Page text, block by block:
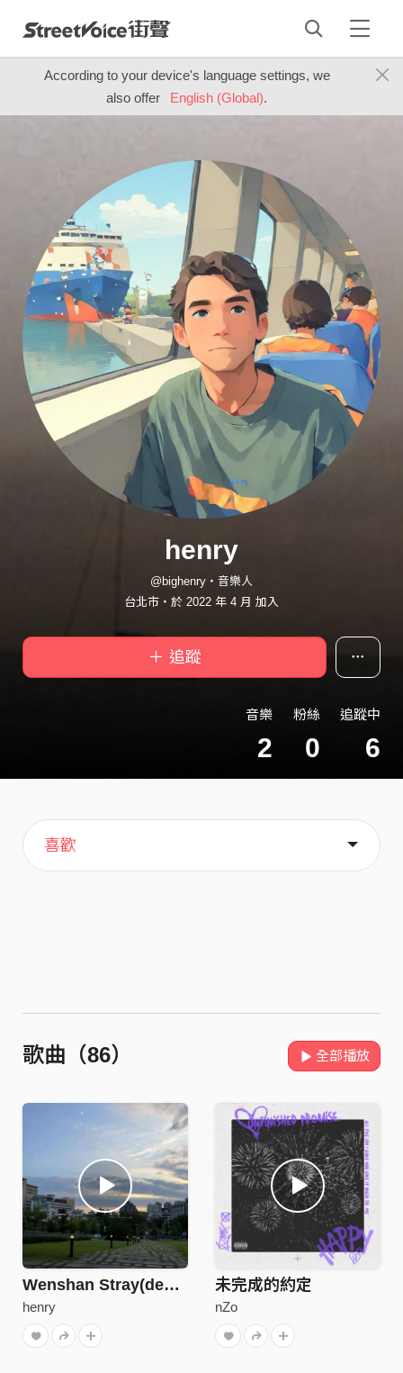
According to your device's language settings, we
also offer
English (Global).
henry
@bighenry・音樂人
台北市・於 2022 年 4 月 加入
＋ 追蹤
音樂
2
粉絲
0
追蹤中
6
主頁
音樂
歌單
喜歡
關於
歌曲（86） 全部播放
Wenshan Stray(demo)
henry
未完成的約定
nZo